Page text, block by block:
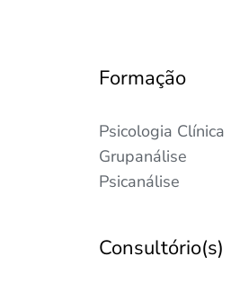
Formação
Psicologia Clínica
Grupanálise
Psicanálise
Consultório(s)